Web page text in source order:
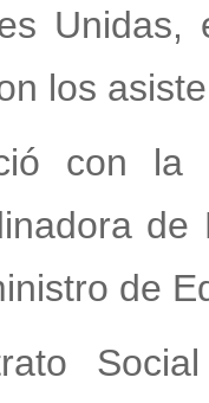
Unidas,
los
con la
de